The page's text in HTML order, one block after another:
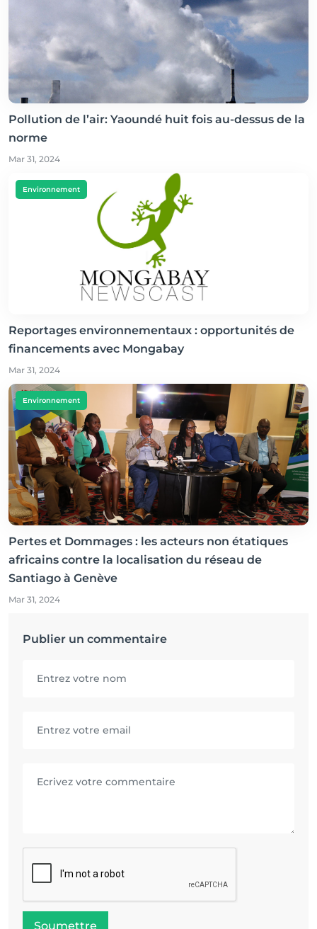
Pollution de l’air: Yaoundé huit fois au-dessus de la
norme
Mar 31, 2024
Environnement
Reportages environnementaux : opportunités de
financements avec Mongabay
Mar 31, 2024
Environnement
Pertes et Dommages : les acteurs non étatiques
africains contre la localisation du réseau de
Santiago à Genève
Mar 31, 2024
Publier un commentaire
Soumettre